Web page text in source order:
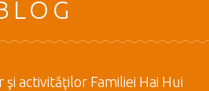
activităţilor Familiei Hai Hui